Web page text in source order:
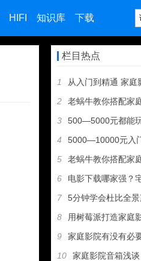
HIFI 知识库 下载
栏目热点
1
从入门到精通 家庭影
2
老蜗牛教你搭配家庭
3
500—5000元都能玩，超低端入
4
5000—10000元入门级卫星
5
老蜗牛教你搭配家庭
6
电影下载哪家强？
7
5分钟学会杜比全景声音箱
8
用树莓派打造家庭影院媒体库+硬
9
家庭影院有没有必
10
家庭影院音箱浅谈